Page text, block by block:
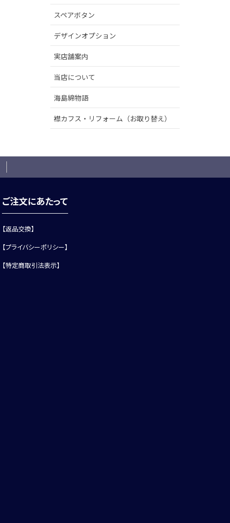
スペアボタン
デザインオプション
実店舗案内
当店について
海島綿物語
襟カフス・リフォーム（お取り替え）
ご注文にあたって
【返品交換】
【プライバシーポリシー】
【特定商取引法表示】